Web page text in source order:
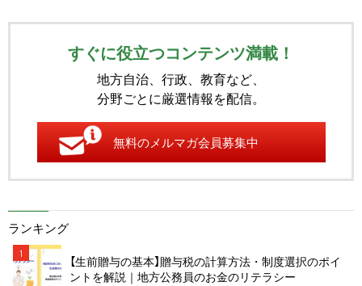
すぐに役立つコンテンツ満載！
地方自治、行政、教育など、
分野ごとに厳選情報を配信。
無料のメルマガ会員募集中
ランキング
1
【生前贈与の基本】贈与税の計算方法・制度選択のポイ
ントを解説｜地方公務員のお金のリテラシー